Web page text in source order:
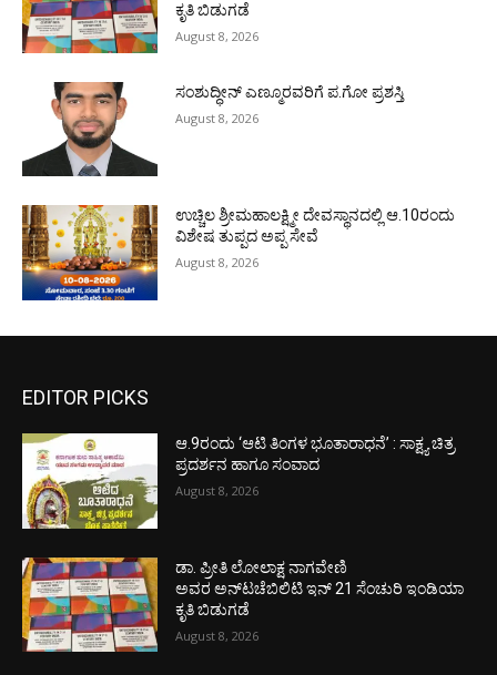
ಕೃತಿ ಬಿಡುಗಡೆ
August 8, 2026
ಸಂಶುದ್ಧೀನ್ ಎಣ್ಮೂರವರಿಗೆ ಪ.ಗೋ ಪ್ರಶಸ್ತಿ
August 8, 2026
ಉಚ್ಚಿಲ ಶ್ರೀಮಹಾಲಕ್ಷ್ಮೀ ದೇವಸ್ಥಾನದಲ್ಲಿ ಆ.10ರಂದು
ವಿಶೇಷ ತುಪ್ಪದ ಅಪ್ಪ ಸೇವೆ
August 8, 2026
EDITOR PICKS
ಆ.9ರಂದು ‘ಆಟಿ ತಿಂಗಳ ಭೂತಾರಾಧನೆ’ : ಸಾಕ್ಷ್ಯ ಚಿತ್ರ
ಪ್ರದರ್ಶನ ಹಾಗೂ ಸಂವಾದ
August 8, 2026
ಡಾ. ಪ್ರೀತಿ ಲೋಲಾಕ್ಷ ನಾಗವೇಣಿ
ಅವರ ಅನ್‌ಟಚೆಬಿಲಿಟಿ ಇನ್ 21 ಸೆಂಚುರಿ ಇಂಡಿಯಾ
ಕೃತಿ ಬಿಡುಗಡೆ
August 8, 2026